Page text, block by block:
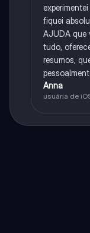
fiquei
AJUDA que
tudo,
resumos,
Anna
usuária de